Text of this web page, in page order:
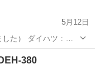
5月12日
た） ダイハツ：
（GE型フィ
ていましたが、...
パイオニア carrozzeria DEH-380